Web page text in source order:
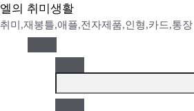
Skip
to
엘의 취미생활
취미,재봉틀,애플,전자제품,인형,카드,통장
색: